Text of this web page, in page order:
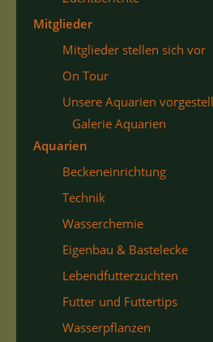
Mitglieder
Mitglieder stellen sich vor
On Tour
Unsere Aquarien
Galerie Aquarien
Aquarien
Beckeneinrichtung
Technik
Wasserchemie
Eigenbau & Bastelecke
Lebendfutterzuchten
Futter und Futtertips
Wasserpflanzen